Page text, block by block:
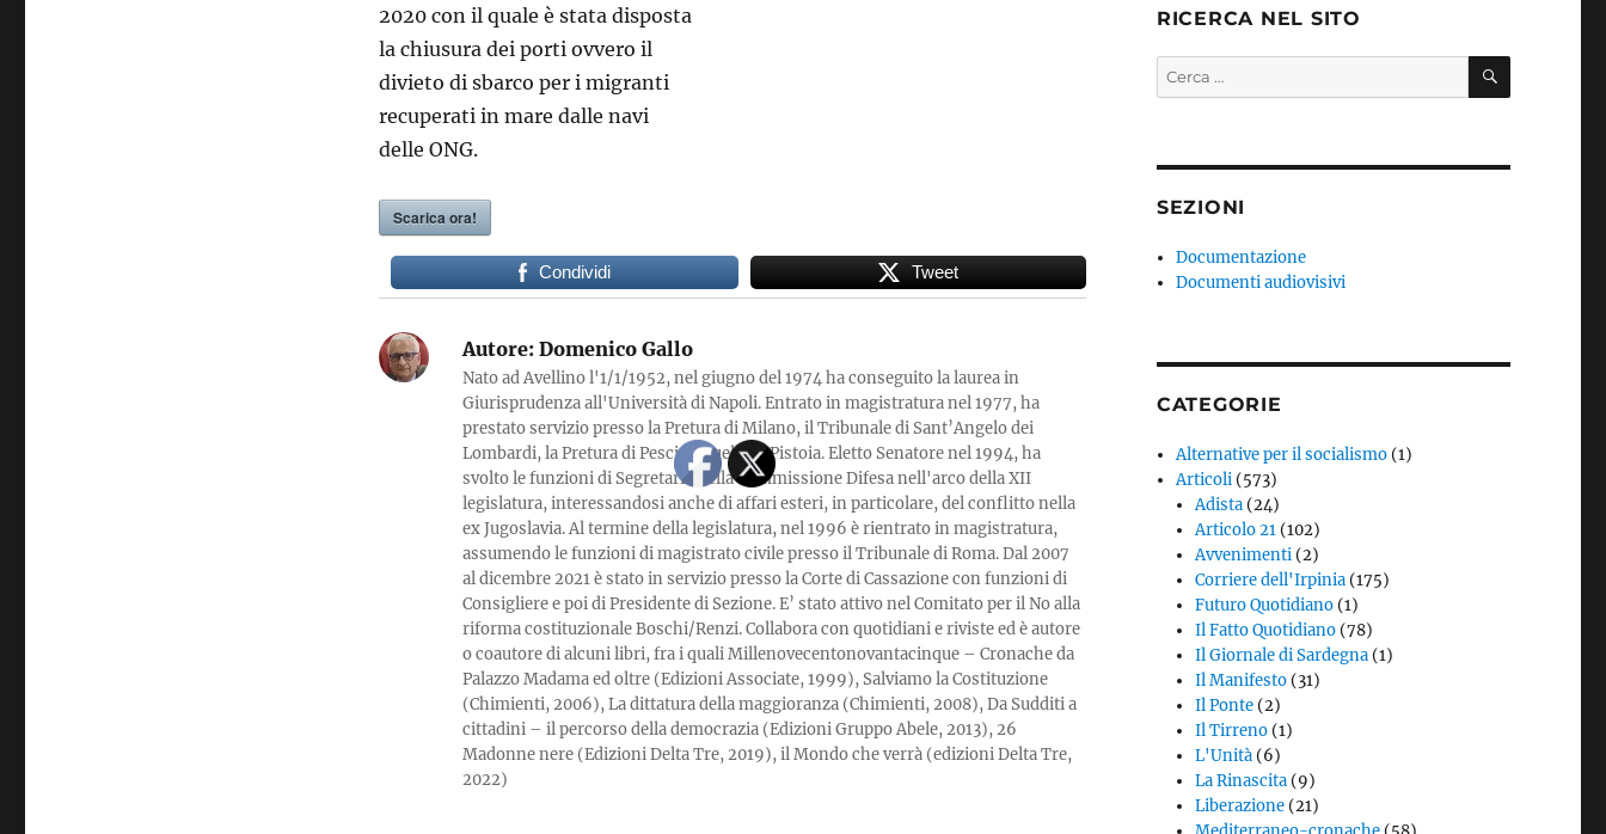
2020 con il quale è stata disposta
la chiusura dei porti ovvero il
divieto di sbarco per i migranti
recuperati in mare dalle navi
delle ONG.
Scarica ora!
Condividi Tweet
Autore:Domenico Gallo
Nato ad Avellino l'1/1/1952, nel giugno del 1974 ha conseguito la laurea in
Giurisprudenza all'Università di Napoli. Entrato in magistratura nel 1977, ha
prestato servizio presso la Pretura di Milano, il Tribunale di Sant’Angelo dei
Lombardi, la Pretura di Pescia e quella di Pistoia. Eletto Senatore nel 1994, ha
svolto le funzioni di Segretario della Commissione Difesa nell'arco della XII
legislatura, interessandosi anche di affari esteri, in particolare, del conflitto nella
ex Jugoslavia. Al termine della legislatura, nel 1996 è rientrato in magistratura,
assumendo le funzioni di magistrato civile presso il Tribunale di Roma. Dal 2007
al dicembre 2021 è stato in servizio presso la Corte di Cassazione con funzioni di
Consigliere e poi di Presidente di Sezione. E’ stato attivo nel Comitato per il No alla
riforma costituzionale Boschi/Renzi. Collabora con quotidiani e riviste ed è autore
o coautore di alcuni libri, fra i quali Millenovecentonovantacinque – Cronache da
Palazzo Madama ed oltre (Edizioni Associate, 1999), Salviamo la Costituzione
(Chimienti, 2006), La dittatura della maggioranza (Chimienti, 2008), Da Sudditi a
cittadini – il percorso della democrazia (Edizioni Gruppo Abele, 2013), 26
Madonne nere (Edizioni Delta Tre, 2019), il Mondo che verrà (edizioni Delta Tre,
2022)
RICERCA NEL SITO
Cerca: CERCA
SEZIONI
Documentazione
Documenti audiovisivi
CATEGORIE
Alternative per il socialismo (1)
Articoli (573)
Adista (24)
Articolo 21 (102)
Avvenimenti (2)
Corriere dell'Irpinia (175)
Futuro Quotidiano (1)
Il Fatto Quotidiano (78)
Il Giornale di Sardegna (1)
Il Manifesto (31)
Il Ponte (2)
Il Tirreno (1)
L'Unità (6)
La Rinascita (9)
Liberazione (21)